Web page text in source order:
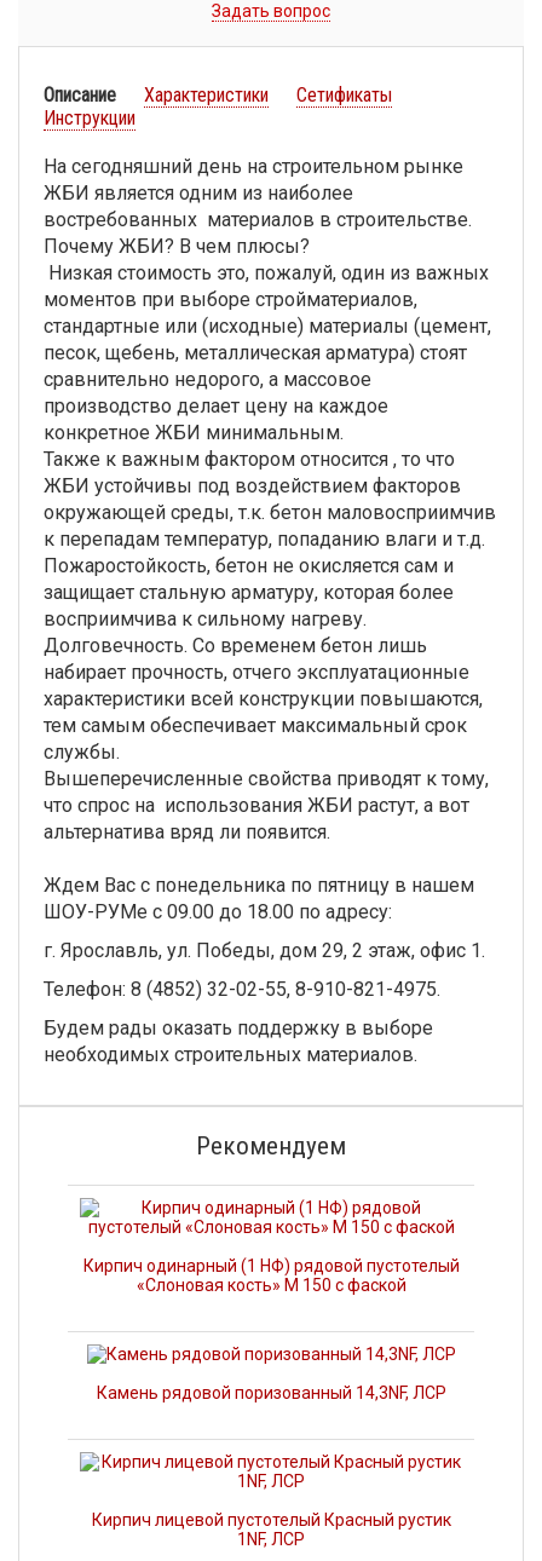
Задать вопрос
Описание Характеристики
Сетификаты
Инструкции
На сегодняшний день на строительном рынке
ЖБИ является одним из наиболее
востребованных материалов в строительстве.
Почему ЖБИ? В чем плюсы?
Низкая стоимость это, пожалуй, один из важных
моментов при выборе стройматериалов,
стандартные или (исходные) материалы (цемент,
песок, щебень, металлическая арматура) стоят
сравнительно недорого, а массовое
производство делает цену на каждое
конкретное ЖБИ минимальным.
Также к важным фактором относится , то что
ЖБИ устойчивы под воздействием факторов
окружающей среды, т.к. бетон маловосприимчив
к перепадам температур, попаданию влаги и т.д.
Пожаростойкость, бетон не окисляется сам и
защищает стальную арматуру, которая более
восприимчива к сильному нагреву.
Долговечность. Со временем бетон лишь
набирает прочность, отчего эксплуатационные
характеристики всей конструкции повышаются,
тем самым обеспечивает максимальный срок
службы.
Вышеперечисленные свойства приводят к тому,
что спрос на использования ЖБИ растут, а вот
альтернатива вряд ли появится.
Ждем Вас с понедельника по пятницу в нашем
ШОУ-РУМе с 09.00 до 18.00 по адресу:
г. Ярославль, ул. Победы, дом 29, 2 этаж, офис 1.
Телефон: 8 (4852) 32-02-55, 8-910-821-4975.
Будем рады оказать поддержку в выборе
необходимых строительных материалов.
Рекомендуем
Кирпич одинарный (1 НФ) рядовой пустотелый
«Слоновая кость» М 150 с фаской
Камень рядовой поризованный 14,3NF, ЛСР
Кирпич лицевой пустотелый Красный рустик
1NF, ЛСР